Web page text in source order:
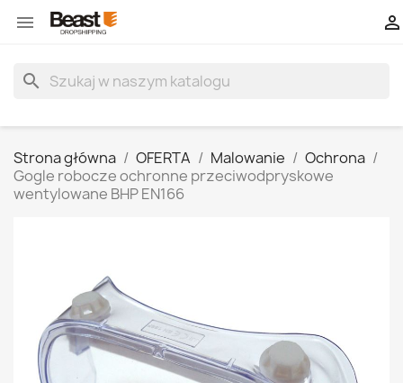
 
search
Strona główna OFERTA Malowanie
Ochrona
Gogle robocze ochronne przeciwodpryskowe
wentylowane BHP EN166